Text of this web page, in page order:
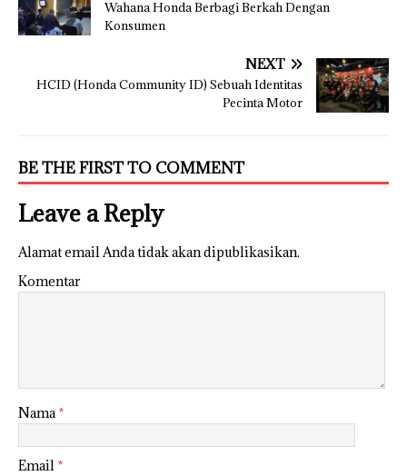
Wahana Honda Berbagi Berkah Dengan
Konsumen
NEXT
HCID (Honda Community ID) Sebuah Identitas
Pecinta Motor
BE THE FIRST TO COMMENT
Leave a Reply
Alamat email Anda tidak akan dipublikasikan.
Komentar
Nama*
Email *